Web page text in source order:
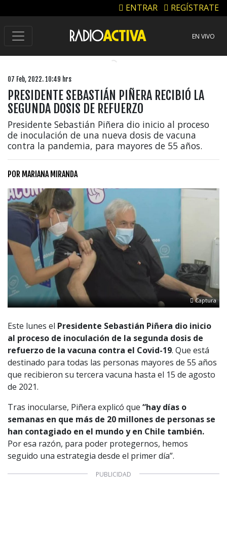
ENTRAR REGÍSTRATE
EN VIVO
07 Feb, 2022. 10:49 hrs
PRESIDENTE SEBASTIÁN PIÑERA RECIBIÓ LA
SEGUNDA DOSIS DE REFUERZO
Presidente Sebastián Piñera dio inicio al proceso
de inoculación de una nueva dosis de vacuna
contra la pandemia, para mayores de 55 años.
POR MARIANA MIRANDA
Captura
Este lunes el Presidente Sebastián Piñera dio inicio
al proceso de inoculación de la segunda dosis de
refuerzo de la vacuna contra el Covid-19. Que está
destinado para todas las personas mayores de 55 años
que recibieron su tercera vacuna hasta el 15 de agosto
de 2021.
Tras inocularse, Piñera explicó que “hay días o
semanas en que más de 20 millones de personas se
han contagiado en el mundo y en Chile también.
Por esa razón, para poder protegernos, hemos
seguido una estrategia desde el primer día”.